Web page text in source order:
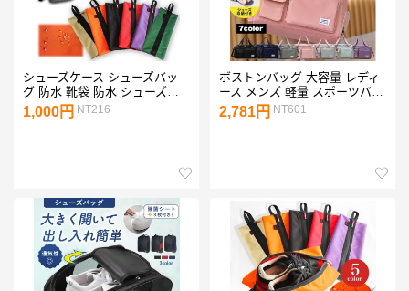
シューズケース シューズバッ
グ 防水 靴袋 防水 シューズ入
れ 旅行 スポーツジム スパイク
入れ 部活 アウトドア 旅行 フ
1,000円 NT216
ボストンバッグ 大容量 レディ
ース メンズ 軽量 スポーツバッ
グ スポーツ トラベル 旅行おし
ゃれ ボストン ジムバッグ ゴル
2,781円 NT601